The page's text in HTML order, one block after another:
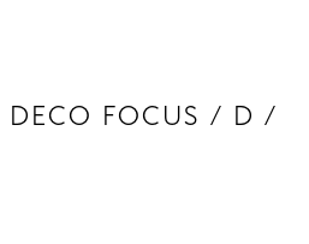
DECO FOCUS / D /